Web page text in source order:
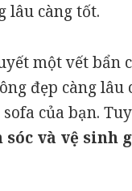
lâu càng tốt.
một vết bẩn
đẹp càng
của bạn.
sóc và vệ sinh